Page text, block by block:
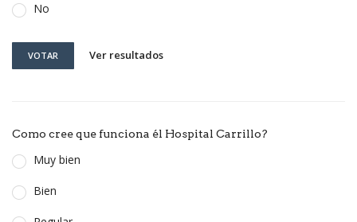
No
VOTAR Ver resultados
Como cree que funciona él Hospital Carrillo?
Muy bien
Bien